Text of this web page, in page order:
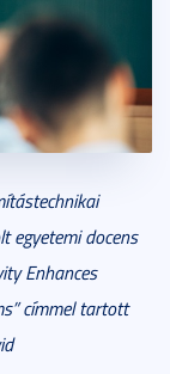
egyetemi docens
Enhances
címmel tartott